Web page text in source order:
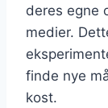
deres egne
medier.
finde nye
kost.